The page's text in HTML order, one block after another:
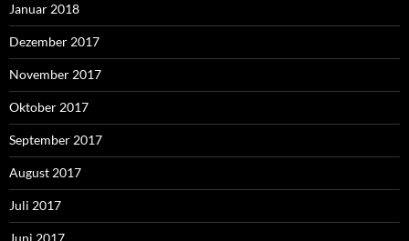
Januar 2018
Dezember 2017
November 2017
Oktober 2017
September 2017
August 2017
Juli 2017